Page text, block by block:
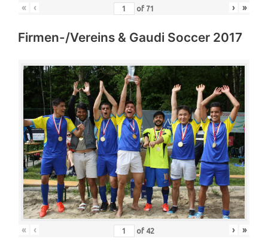
« ‹ of 71 › »
Firmen-/Vereins & Gaudi Soccer 2017
« ‹ of 42 › »